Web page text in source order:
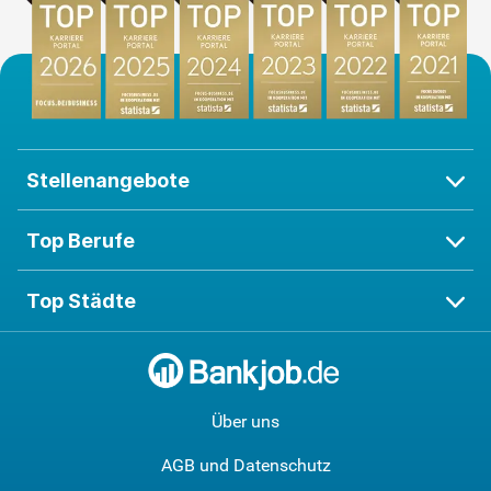
Stellenangebote
Top Berufe
Top Städte
Über uns
AGB und Datenschutz